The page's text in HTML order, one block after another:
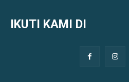
IKUTI KAMI DI